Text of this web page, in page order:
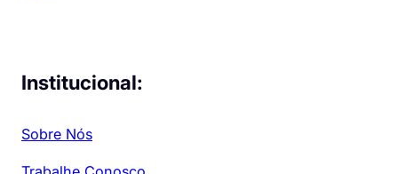
Institucional:
Sobre Nós